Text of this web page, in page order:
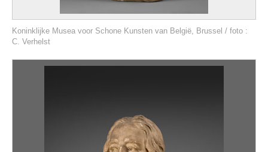
Koninklijke Musea voor Schone Kunsten van België, Brussel / foto :
C. Verhelst